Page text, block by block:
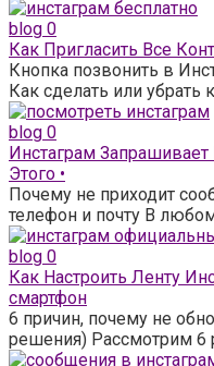
blog 0
Как Пригласить Все
Кнопка позвонить в
Как сделать или убрать
blog 0
Инстаграм
Этого •
Почему не приходит
телефон и почту В
blog 0
Как Настроить Ленту
смартфон
6 причин, почему не
решения) Рассмотрим 6